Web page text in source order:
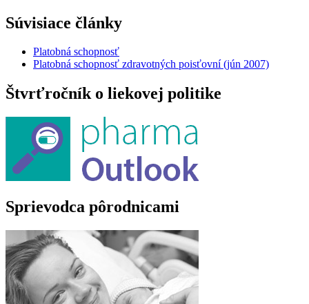
Súvisiace články
Platobná schopnosť
Platobná schopnosť zdravotných poisťovní (jún 2007)
Štvrťročník o liekovej politike
Sprievodca pôrodnicami